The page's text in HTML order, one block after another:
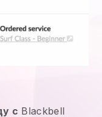
с Blackbell